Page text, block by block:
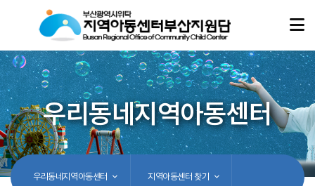
우리동네지역아동센터
우리동네지역아동센터 지역아동센터 찾기